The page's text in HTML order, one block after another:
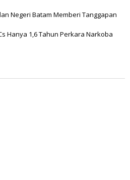
Negeri Batam Memberi Tanggapan
Hanya 1,6 Tahun Perkara Narkoba